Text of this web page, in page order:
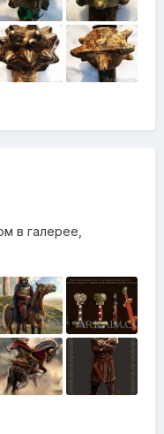
в галерее,